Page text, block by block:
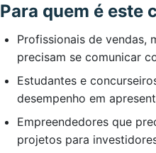
Para quem é este
Profissionais de vendas,
precisam se comunicar
Estudantes e
desempenho em
Empreendedores que
projetos para